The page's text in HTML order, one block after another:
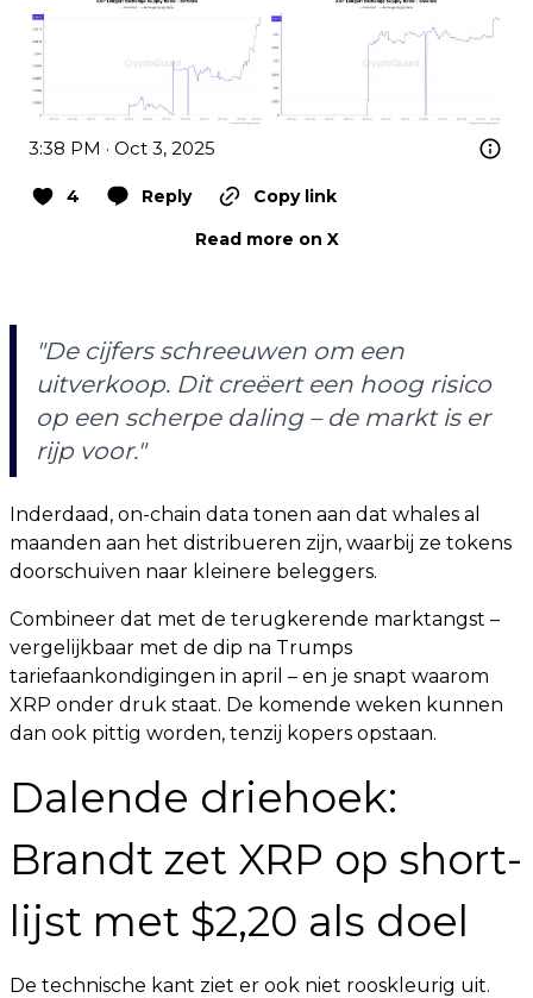
3:38 PM · Oct 3, 2025
4 Reply
Copy link
Read more on X
"De cijfers schreeuwen om een
uitverkoop. Dit creëert een hoog risico
op een scherpe daling – de markt is er
rijp voor."
Inderdaad, on-chain data tonen aan dat whales al
maanden aan het distribueren zijn, waarbij ze tokens
doorschuiven naar kleinere beleggers.
Combineer dat met de terugkerende marktangst –
vergelijkbaar met de dip na Trumps
tariefaankondigingen in april – en je snapt waarom
XRP onder druk staat. De komende weken kunnen
dan ook pittig worden, tenzij kopers opstaan.
Dalende driehoek:
Brandt zet XRP op short-
lijst met $2,20 als doel
De technische kant ziet er ook niet rooskleurig uit.